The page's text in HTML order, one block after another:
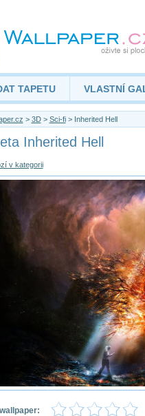
TAPETU VLASTNÍ
> 3D> Sci-fi> Inherited Hell
Inherited Hell
v kategorii